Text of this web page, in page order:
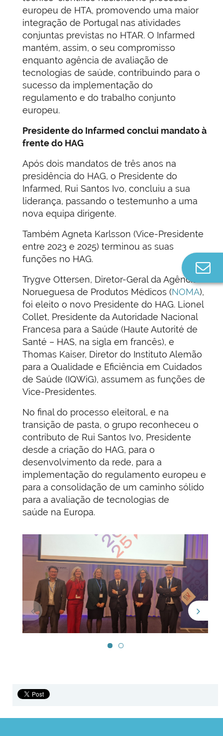
europeu de HTA, promovendo uma maior
integração de Portugal nas atividades
conjuntas previstas no HTAR. O Infarmed
mantém, assim, o seu compromisso
enquanto agência de avaliação de
tecnologias de saúde, contribuindo para o
sucesso da implementação do
regulamento e do trabalho conjunto
europeu.
Presidente do Infarmed conclui mandato à
frente do HAG
Após dois mandatos de três anos na
presidência do HAG, o Presidente do
Infarmed, Rui Santos Ivo, concluiu a sua
liderança, passando o testemunho a uma
nova equipa dirigente.
Também Agneta Karlsson (Vice-Presidente
entre 2023 e 2025) terminou as suas
funções no HAG.
Trygve Ottersen, Diretor-Geral da Agência
Norueguesa de Produtos Médicos (NOMA),
foi eleito o novo Presidente do HAG. Lionel
Collet, Presidente da Autoridade Nacional
Francesa para a Saúde (Haute Autorité de
Santé – HAS, na sigla em francês), e
Thomas Kaiser, Diretor do Instituto Alemão
para a Qualidade e Eficiência em Cuidados
de Saúde (IQWiG), assumem as funções de
Vice-Presidentes.
No final do processo eleitoral, e na
transição de pasta, o grupo reconheceu o
contributo de Rui Santos Ivo, Presidente
desde a criação do HAG, para o
desenvolvimento da rede, para a
implementação do regulamento europeu e
para a consolidação de um caminho sólido
para a avaliação de tecnologias de
saúde na Europa.